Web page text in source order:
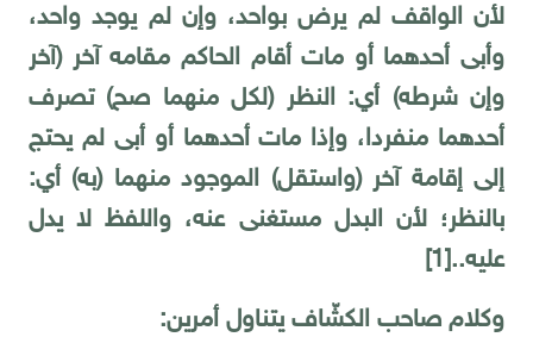
لأن الواقف لم يرض بواحد، وإن لم يوجد واحد،
وأبى أحدهما أو مات أقام الحاكم مقامه آخر (آخر
وإن شرطه) أي: النظر (لكل منهما صح) تصرف
أحدهما منفردا، وإذا مات أحدهما أو أبى لم يحتج
إلى إقامة آخر (واستقل) الموجود منهما (به) أي:
بالنظر؛ لأن البدل مستغنى عنه، واللفظ لا يدل
عليه..[1]
وكلام صاحب الكشّاف يتناول أمرين: